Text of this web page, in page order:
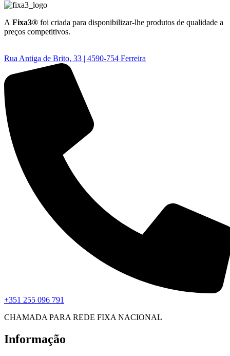
A Fixa3® foi criada para disponibilizar-lhe produtos de qualidade a
preços competitivos.
Rua Antiga de Brito, 33 | 4590-754 Ferreira
+351 255 096 791
CHAMADA PARA REDE FIXA NACIONAL
Informação